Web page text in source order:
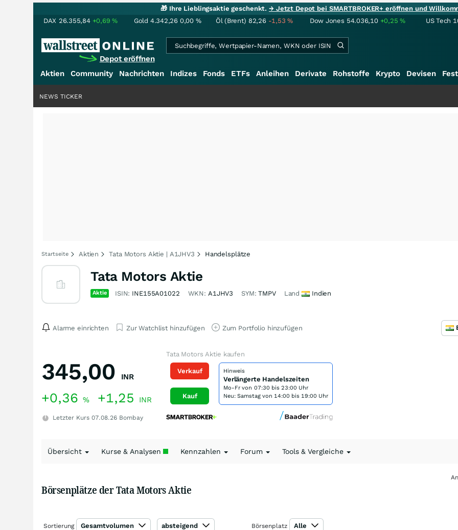
🎁 Ihre Lieblingsaktie geschenkt.→ Jetzt Depot bei SMARTBROKER+ eröffnen und
DAX 26.355,84 +0,69% Gold 4.342,26 0,00 % Öl (Brent) 82,26 -1,53% Dow Jones 54.036,10 +0,25% US Tech
Depot eröffnen
Aktien Community Nachrichten Indizes Fonds ETFs Anleihen Derivate Rohstoffe Krypto Devisen
NEWS TICKER
Startseite Aktien Tata Motors Aktie | A1JHV3 Handelsplätze
Tata Motors Aktie
Aktie ISIN: INE155A01022 WKN: A1JHV3 SYM:TMPV Land Indien
Alarme einrichten Zur Watchlist hinzufügen Zum Portfolio hinzufügen
345,00 INR
+0,36 % +1,25 INR
Letzter Kurs 07.08.26 Bombay
Tata Motors Aktie kaufen
Verkauf
Kauf
Hinweis
Verlängerte Handelszeiten
Mo-Fr von 07:30 bis 23:00 Uhr
Neu: Samstag von 14:00 bis 19:00 Uhr
Übersicht Kurse & Analysen Kennzahlen Forum Tools & Vergleiche
Börsenplätze der Tata Motors Aktie
Sortierung Gesamtvolumen absteigend Börsenplatz Alle